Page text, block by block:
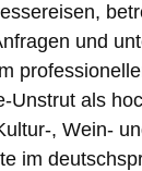
und
Unstrut als
, Wein-
im